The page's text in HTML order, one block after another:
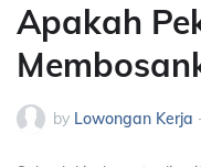
Apakah
by Lowongan Kerja